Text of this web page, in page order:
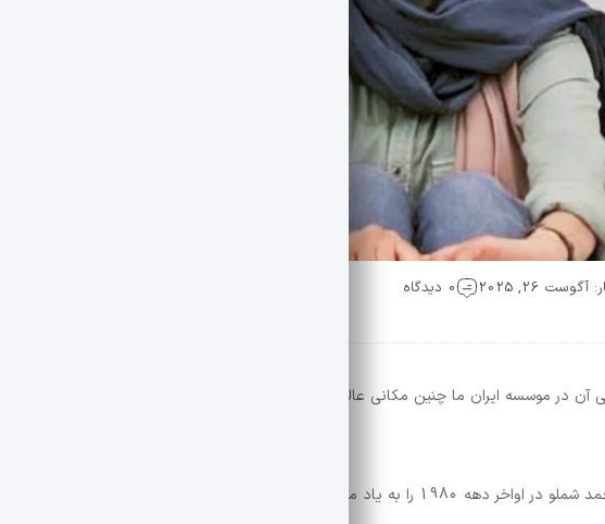
26, 2025 0 دیدگاه
آن در موسسه ایران ما چنین مکانی عالی و عزیز دارند که هرگونه کمبودی به احساسات ملی
این بحث و جدال سخنان مطرح شده توسط احمد شملو در اواخر دهه 1980 را به یاد می آورد. شملو با دروغگو فرادووی را در تاریخ